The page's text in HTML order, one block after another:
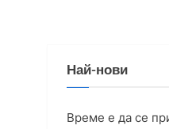
Най-нови
Време е да се